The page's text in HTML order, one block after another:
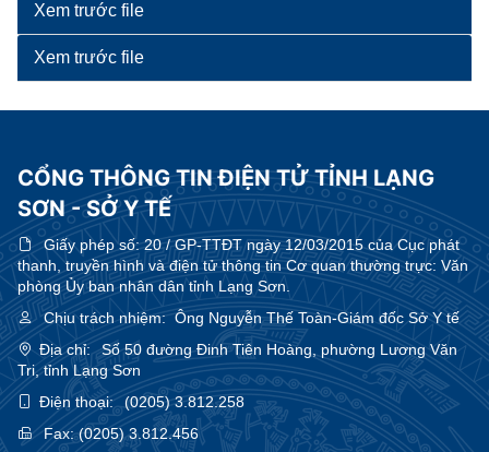
Xem trước file
Xem trước file
CỔNG THÔNG TIN ĐIỆN TỬ TỈNH LẠNG
SƠN - SỞ Y TẾ
Giấy phép số:20 / GP-TTĐT ngày 12/03/2015 của Cục phát
thanh, truyền hình và điện tử thông tin Cơ quan thường trực: Văn
phòng Ủy ban nhân dân tỉnh Lạng Sơn.
Chịu trách nhiệm:Ông Nguyễn Thế Toàn-Giám đốc Sở Y tế
Địa chỉ:
Số 50 đường Đinh Tiên Hoàng, phường Lương Văn
Tri, tỉnh Lạng Sơn
Điện thoại:
(0205) 3.812.258
Fax:(0205) 3.812.456